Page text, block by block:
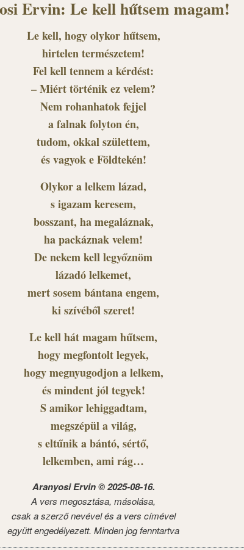
Ervin: Le kell hűtsem magam!
Le kell, hogy olykor hűtsem,
hirtelen természetem!
Fel kell tennem a kérdést:
– Miért történik ez velem?
Nem rohanhatok fejjel
a falnak folyton én,
tudom, okkal születtem,
és vagyok e Földtekén!
Olykor a lelkem lázad,
s igazam keresem,
bosszant, ha megaláznak,
ha packáznak velem!
De nekem kell legyőznöm
lázadó lelkemet,
mert sosem bántana engem,
ki szívéből szeret!
Le kell hát magam hűtsem,
hogy megfontolt legyek,
hogy megnyugodjon a lelkem,
és mindent jól tegyek!
S amikor lehiggadtam,
megszépül a világ,
s eltűnik a bántó, sértő,
lelkemben, ami rág…
Aranyosi Ervin © 2025-08-16.
A vers megosztása, másolása,
csak a szerző nevével és a vers címével
együtt engedélyezett. Minden jog fenntartva